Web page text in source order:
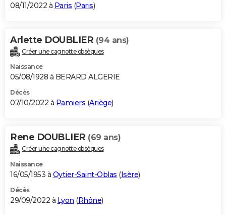
08/11/2022 à Paris (Paris)
Arlette DOUBLIER (94 ans)
Créer une cagnotte obsèques
Naissance
05/08/1928 à BERARD ALGERIE
Décès
07/10/2022 à Pamiers (Ariège)
Rene DOUBLIER (69 ans)
Créer une cagnotte obsèques
Naissance
16/05/1953 à Oytier-Saint-Oblas (Isère)
Décès
29/09/2022 à Lyon (Rhône)